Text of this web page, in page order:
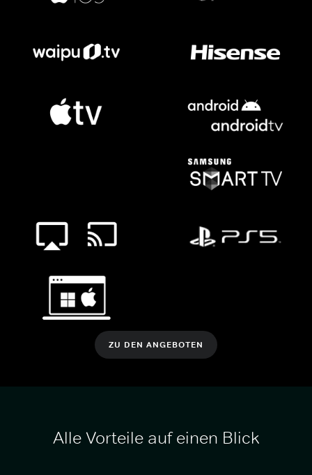
ZU DEN ANGEBOTEN
Alle Vorteile auf einen Blick